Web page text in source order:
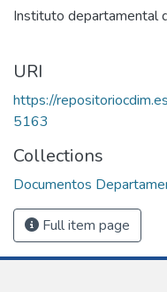
Instituto departamental
URI
https://
5163
Collections
Documentos
Full item page